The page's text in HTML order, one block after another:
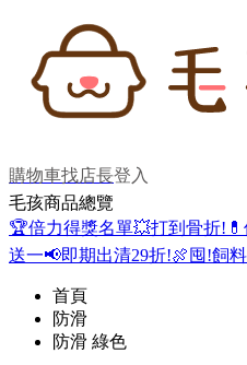
購物車找店長登入
毛孩商品總覽
🏆倍力得獎名單💥打到骨折!
送一📢即期出清29折!🍖囤!飼
首頁
防滑
防滑 綠色